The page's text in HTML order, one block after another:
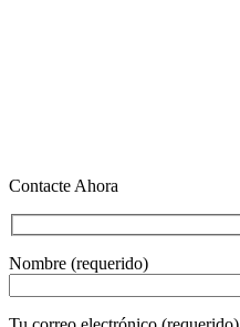
Contacte Ahora
Nombre (requerido)